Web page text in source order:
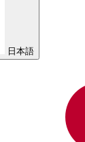
日本語